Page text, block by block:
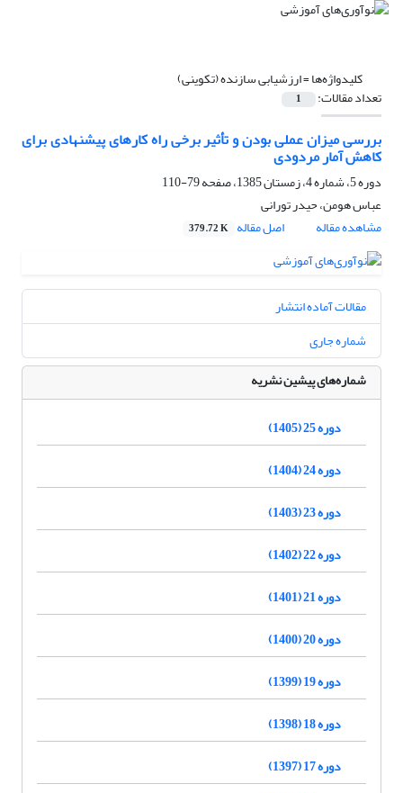
کلیدواژه‌ها =ارزشیابی سازنده (تکوینی)
تعداد مقالات: 1
بررسی میزان عملی بودن و تأثیر برخی راه کارهای پیشنهادی برای
کاهش آمار مردودی
دوره 5، شماره 4، زمستان 1385، صفحه
79-110
عباس هومن، حیدر تورانی
مشاهده مقاله
اصل مقاله 379.72 K
مقالات آماده انتشار
شماره جاری
شماره‌های پیشین نشریه
دوره 25 (1405)
دوره 24 (1404)
دوره 23 (1403)
دوره 22 (1402)
دوره 21 (1401)
دوره 20 (1400)
دوره 19 (1399)
دوره 18 (1398)
دوره 17 (1397)